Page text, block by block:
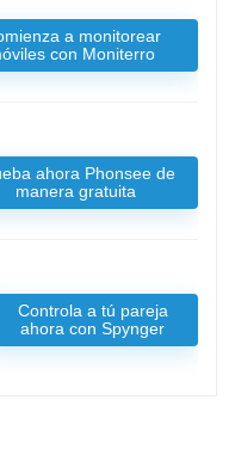
a monitorear
con Moniterro
ahora Phonsee de
manera gratuita
Controla a tú pareja
ahora con Spynger